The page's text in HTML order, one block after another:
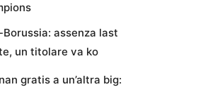
assenza last
un titolare va ko
gratis a un’altra big: